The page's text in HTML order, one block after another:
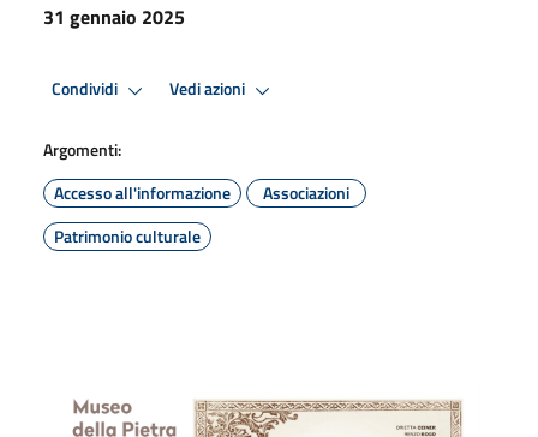
31 gennaio 2025
Condividi Vedi azioni
Argomenti:
Accesso all'informazione
Associazioni
Patrimonio culturale